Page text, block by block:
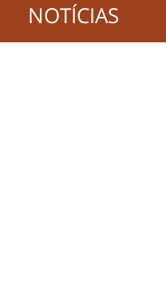
NOTÍCIAS